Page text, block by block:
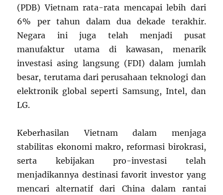
(PDB) Vietnam rata-rata mencapai lebih dari
6% per tahun dalam dua dekade terakhir.
Negara ini juga telah menjadi pusat
manufaktur utama di kawasan, menarik
investasi asing langsung (FDI) dalam jumlah
besar, terutama dari perusahaan teknologi dan
elektronik global seperti Samsung, Intel, dan
LG.
Keberhasilan Vietnam dalam menjaga
stabilitas ekonomi makro, reformasi birokrasi,
serta kebijakan pro-investasi telah
menjadikannya destinasi favorit investor yang
mencari alternatif dari China dalam rantai